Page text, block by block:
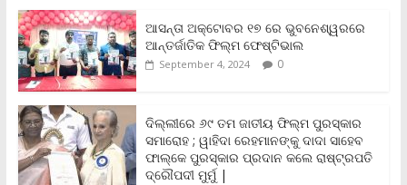
e
b
o
o
k
t
t
e
r
i
l
t
s
A
p
p
L
i
n
k
t
F
r
i
d
l
y
e
ଆସନ୍ତା ଅକ୍ଟୋବର ୧୭ ରେ ଭୁବନେଶ୍ୱରରେ
ଆନ୍ତର୍ଜାତିକ ଫିଲ୍ମ ଫେଷ୍ଟିଭାଲ
September 4, 2024 0
ଦିଲ୍ଲୀରେ ୬୯ ତମ ଜାତୀୟ ଫିଲ୍ମ ପୁରସ୍କାର
ସମାରୋହ ; ୱାହିଦା ରେହମାନଙ୍କୁ ଦାଦା ସାହେବ
ଫାଲ୍‌କେ ପୁରସ୍କାର ପ୍ରଦାନ କଲେ ରାଷ୍ଟ୍ରପତି
ଦ୍ରୌପଦୀ ମୁର୍ମୁ |